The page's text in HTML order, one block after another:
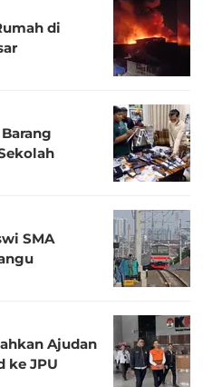
di
SMA
Ajudan
ke JPU